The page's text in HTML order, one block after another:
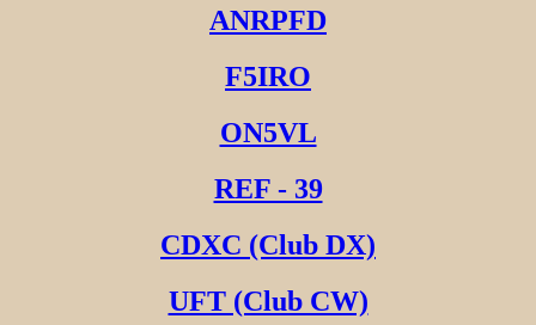
ANRPFD
F5IRO
ON5VL
REF - 39
CDXC (Club DX)
UFT (Club CW)